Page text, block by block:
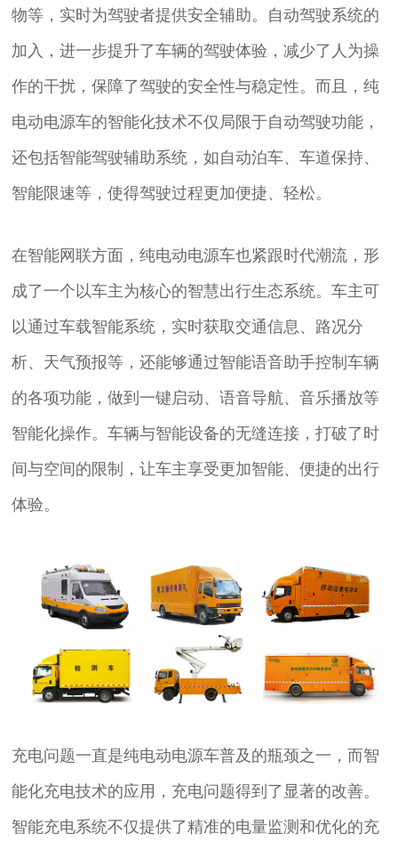
物等，实时为驾驶者提供安全辅助。自动驾驶系统的
加入，进一步提升了车辆的驾驶体验，减少了人为操
作的干扰，保障了驾驶的安全性与稳定性。而且，纯
电动电源车的智能化技术不仅局限于自动驾驶功能，
还包括智能驾驶辅助系统，如自动泊车、车道保持、
智能限速等，使得驾驶过程更加便捷、轻松。
在智能网联方面，纯电动电源车也紧跟时代潮流，形
成了一个以车主为核心的智慧出行生态系统。车主可
以通过车载智能系统，实时获取交通信息、路况分
析、天气预报等，还能够通过智能语音助手控制车辆
的各项功能，做到一键启动、语音导航、音乐播放等
智能化操作。车辆与智能设备的无缝连接，打破了时
间与空间的限制，让车主享受更加智能、便捷的出行
体验。
充电问题一直是纯电动电源车普及的瓶颈之一，而智
能化充电技术的应用，充电问题得到了显著的改善。
智能充电系统不仅提供了精准的电量监测和优化的充